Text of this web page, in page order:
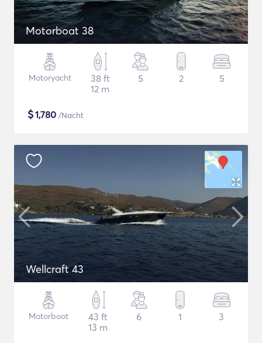
Motorboat 38
Motoryacht
38 ft
12 m
5 2 5
$1,780 /Nacht
Wellcraft 43
Motorboot
43 ft
13 m
6 1 3